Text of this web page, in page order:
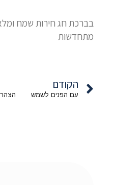
בברכת חג חירות שמח
מתחדשות
הקודם
עם הפנים לשמש